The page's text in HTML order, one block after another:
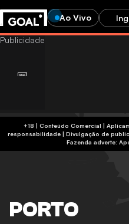
Ao Vivo
+18 | Conteúdo Comercial | Aplicam-se termos e condições | Jogue com
responsabilidade| Divulgação de
Fazenda adverte:
PORTO